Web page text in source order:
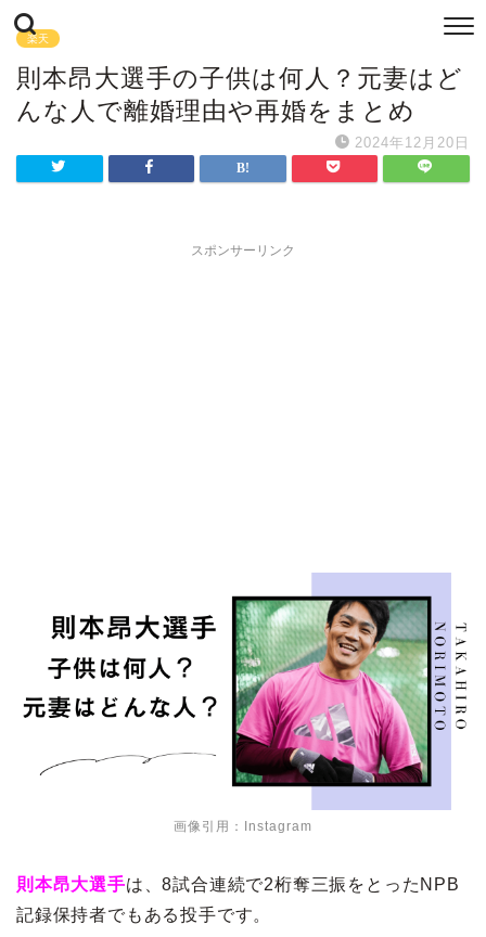
楽天
則本昂大選手の子供は何人？元妻はど
んな人で離婚理由や再婚をまとめ
2024年12月20日
スポンサーリンク
画像引用：Instagram
則本昂大選手は、8試合連続で2桁奪三振をとったNPB
記録保持者でもある投手です。